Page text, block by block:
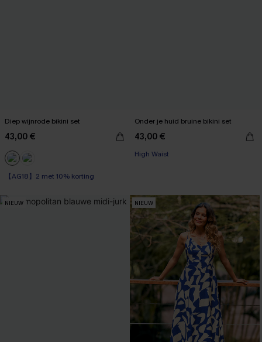
Diep wijnrode bikini set
43,00 €
【AG18】2 met 10% korting
Onder je huid bruine bikini set
43,00 €
High Waist
NIEUW NIEUW